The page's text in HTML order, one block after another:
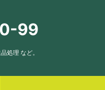
99
処理 など。